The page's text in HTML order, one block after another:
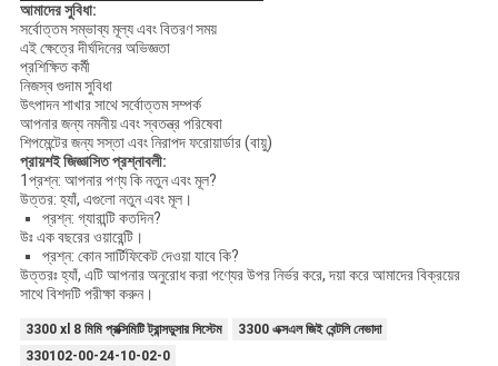
আমাদের সুবিধা:
সর্বোত্তম সম্ভাব্য মূল্য এবং বিতরণ সময়
এই ক্ষেত্রে দীর্ঘদিনের অভিজ্ঞতা
প্রশিক্ষিত কর্মী
নিজস্ব গুদাম সুবিধা
উৎপাদন শাখার সাথে সর্বোত্তম সম্পর্ক
আপনার জন্য নমনীয় এবং স্বতন্ত্র পরিষেবা
শিপমেন্টের জন্য সস্তা এবং নিরাপদ ফরোয়ার্ডার (বায়ু)
প্রায়শই জিজ্ঞাসিত প্রশ্নাবলী:
1প্রশ্ন: আপনার পণ্য কি নতুন এবং মূল?
উত্তর: হ্যাঁ, এগুলো নতুন এবং মূল।
প্রশ্ন: গ্যারান্টি কতদিন?
উঃ এক বছরের ওয়ারেন্টি।
প্রশ্ন: কোন সার্টিফিকেট দেওয়া যাবে কি?
উত্তরঃ হ্যাঁ, এটি আপনার অনুরোধ করা পণ্যের উপর নির্ভর করে, দয়া করে আমাদের বিক্রয়ের
সাথে বিশদটি পরীক্ষা করুন।
3300 xl 8 মিমি প্রক্সিমিটি ট্রান্সডুসার সিস্টেম
3300 এক্সএল জিই বেন্টলি নেভাদা
330102-00-24-10-02-0